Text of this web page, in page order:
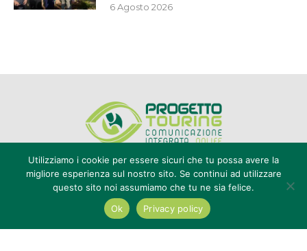
6 Agosto 2026
Editore Progetto Touring srl - iscrizione al ROC n°20616 - P.IVA e CF
02636800803 - Reg. Tribunale Reggio Calabria n° 04/1976 -
redazione@touring104.it
@2022 - All Right Reserved. Designed and Developed byAuranex|
Utilizziamo i cookie per essere sicuri che tu possa avere la
migliore esperienza sul nostro sito. Se continui ad utilizzare
questo sito noi assumiamo che tu ne sia felice.
Ok
Privacy policy